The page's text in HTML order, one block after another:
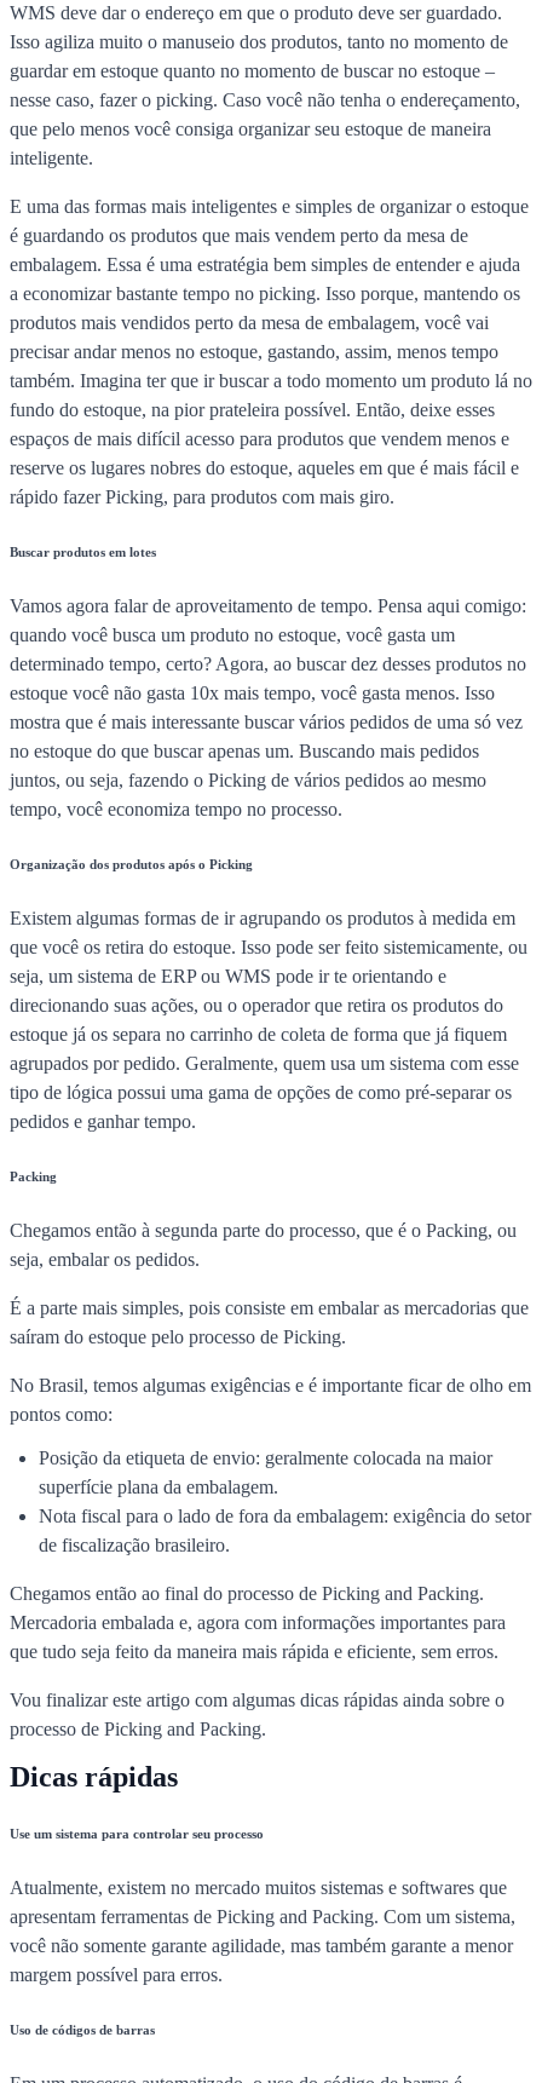
WMS deve dar o endereço em que o produto deve ser guardado.
Isso agiliza muito o manuseio dos produtos, tanto no momento de
guardar em estoque quanto no momento de buscar no estoque –
nesse caso, fazer o picking. Caso você não tenha o endereçamento,
que pelo menos você consiga organizar seu estoque de maneira
inteligente.
E uma das formas mais inteligentes e simples de organizar o estoque
é guardando os produtos que mais vendem perto da mesa de
embalagem. Essa é uma estratégia bem simples de entender e ajuda
a economizar bastante tempo no picking. Isso porque, mantendo os
produtos mais vendidos perto da mesa de embalagem, você vai
precisar andar menos no estoque, gastando, assim, menos tempo
também. Imagina ter que ir buscar a todo momento um produto lá no
fundo do estoque, na pior prateleira possível. Então, deixe esses
espaços de mais difícil acesso para produtos que vendem menos e
reserve os lugares nobres do estoque, aqueles em que é mais fácil e
rápido fazer Picking, para produtos com mais giro.
Buscar produtos em lotes
Vamos agora falar de aproveitamento de tempo. Pensa aqui comigo:
quando você busca um produto no estoque, você gasta um
determinado tempo, certo? Agora, ao buscar dez desses produtos no
estoque você não gasta 10x mais tempo, você gasta menos. Isso
mostra que é mais interessante buscar vários pedidos de uma só vez
no estoque do que buscar apenas um. Buscando mais pedidos
juntos, ou seja, fazendo o Picking de vários pedidos ao mesmo
tempo, você economiza tempo no processo.
Organização dos produtos após o Picking
Existem algumas formas de ir agrupando os produtos à medida em
que você os retira do estoque. Isso pode ser feito sistemicamente, ou
seja, um sistema de ERP ou WMS pode ir te orientando e
direcionando suas ações, ou o operador que retira os produtos do
estoque já os separa no carrinho de coleta de forma que já fiquem
agrupados por pedido. Geralmente, quem usa um sistema com esse
tipo de lógica possui uma gama de opções de como pré-separar os
pedidos e ganhar tempo.
Packing
Chegamos então à segunda parte do processo, que é o Packing, ou
seja, embalar os pedidos.
É a parte mais simples, pois consiste em embalar as mercadorias que
saíram do estoque pelo processo de Picking.
No Brasil, temos algumas exigências e é importante ficar de olho em
pontos como:
Posição da etiqueta de envio: geralmente colocada na maior
superfície plana da embalagem.
Nota fiscal para o lado de fora da embalagem: exigência do setor
de fiscalização brasileiro.
Chegamos então ao final do processo de Picking and Packing.
Mercadoria embalada e, agora com informações importantes para
que tudo seja feito da maneira mais rápida e eficiente, sem erros.
Vou finalizar este artigo com algumas dicas rápidas ainda sobre o
processo de Picking and Packing.
Dicas rápidas
Use um sistema para controlar seu processo
Atualmente, existem no mercado muitos sistemas e softwares que
apresentam ferramentas de Picking and Packing. Com um sistema,
você não somente garante agilidade, mas também garante a menor
margem possível para erros.
Uso de códigos de barras